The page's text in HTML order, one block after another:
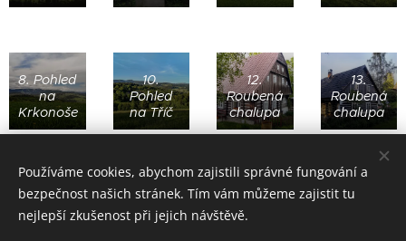
8. Pohled
na
Krkonoše
10.
Pohled
na Tříč
12.
Roubená
chalupa
13.
Roubená
chalupa
Realizace: Bohdan Blažek
pro město Vysoké nad Jizerou.
Používáme cookies, abychom zajistili správné fungování a
bezpečnost našich stránek. Tím vám můžeme zajistit tu
nejlepší zkušenost při jejich návštěvě.